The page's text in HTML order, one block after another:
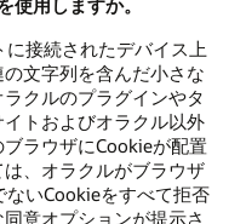
に接続されたデバイス上
文字列を含んだ小さな
クルのプラグインやタ
トおよびオラクル以外
ラウザにCookieが配置
、オラクルがブラウザ
いCookieをすべて拒否
意オプションが提示さ